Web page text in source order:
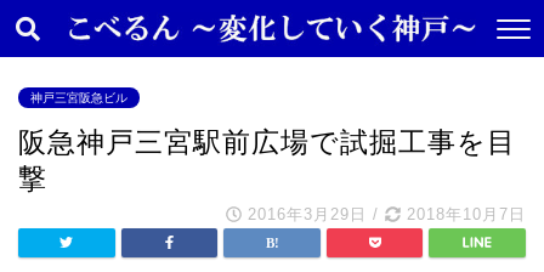
神戸三宮阪急ビル
阪急神戸三宮駅前広場で試掘工事を目
撃
2016年3月29日 / 2018年10月7日